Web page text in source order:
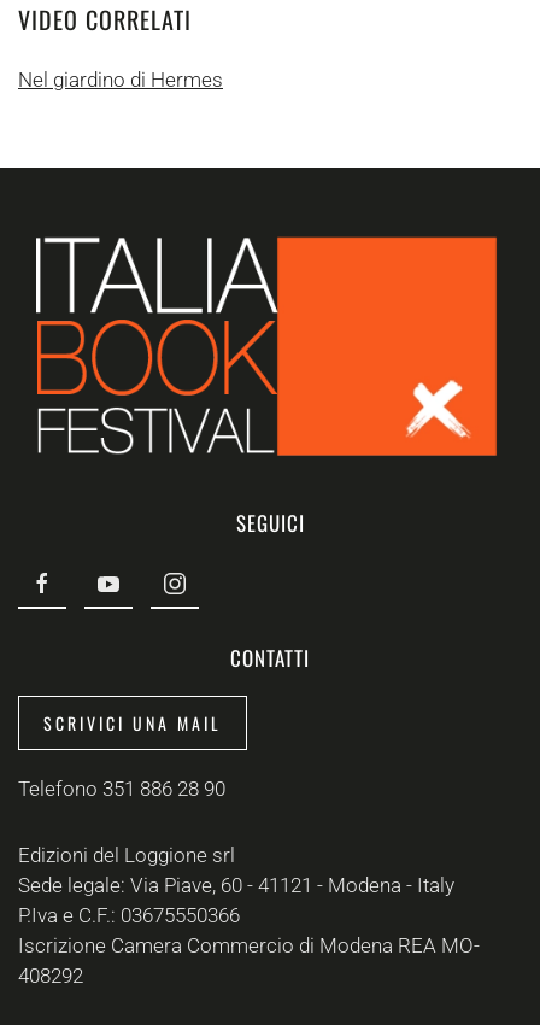
VIDEO CORRELATI
Nel giardino di Hermes
SEGUICI
CONTATTI
SCRIVICI UNA MAIL
Telefono 351 886 28 90
Edizioni del Loggione srl
Sede legale: Via Piave, 60 - 41121 - Modena - Italy
P.Iva e C.F.: 03675550366
Iscrizione Camera Commercio di Modena REA MO-
408292